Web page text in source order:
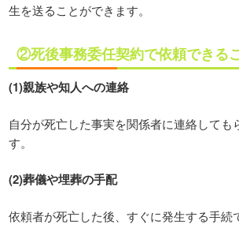
生を送ることができます。
②死後事務委任契約で依頼できる
(1)親族や知人への連絡
自分が死亡した事実を関係者に連絡しても
す。
(2)葬儀や埋葬の手配
依頼者が死亡した後、すぐに発生する手続